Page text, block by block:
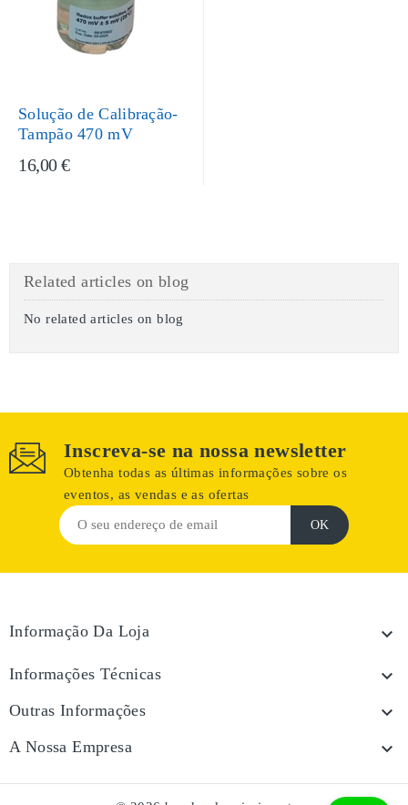
Solução de Calibração-
Tampão 470 mV
16,00 €
Related articles on blog
No related articles on blog
Inscreva-se na nossa newsletter
Obtenha todas as últimas informações sobre os
eventos, as vendas e as ofertas
Informação Da Loja 
Informações Técnicas 
Outras Informações 
A Nossa Empresa 